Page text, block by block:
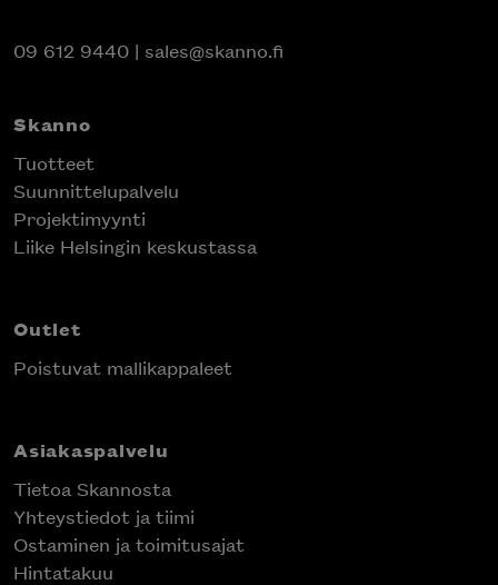
09 612 9440 | sales@skanno.fi
Skanno
Tuotteet
Suunnittelupalvelu
Projektimyynti
Liike Helsingin keskustassa
Outlet
Poistuvat mallikappaleet
Asiakaspalvelu
Tietoa Skannosta
Yhteystiedot ja tiimi
Ostaminen ja toimitusajat
Hintatakuu